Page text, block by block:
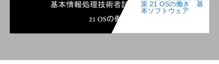
策 21 OSの働き 基
本ソフトウェア